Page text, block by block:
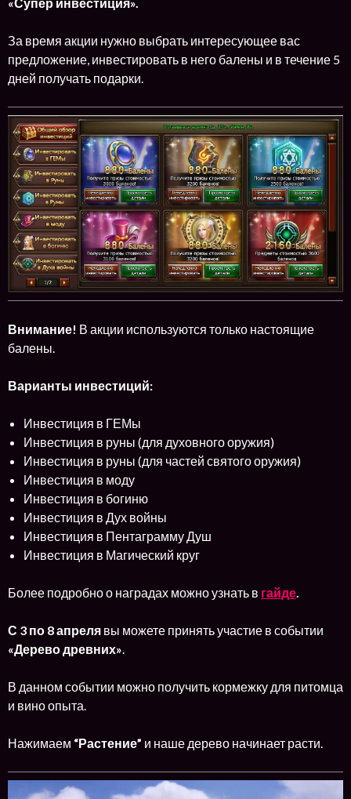
За время акции нужно выбрать интересующее вас
предложение, инвестировать в него балены и в течение 5
дней получать подарки.
Внимание! В акции используются только настоящие
балены.
Варианты инвестиций:
Инвестиция в ГЕМы
Инвестиция в руны (для духовного оружия)
Инвестиция в руны (для частей святого оружия)
Инвестиция в моду
Инвестиция в богиню
Инвестиция в Дух войны
Инвестиция в Пентаграмму Душ
Инвестиция в Магический круг
Более подробно о наградах можно узнать в гайде.
С 3 по 8 апреля вы можете принять участие в событии
«Дерево древних».
В данном событии можно получить кормежку для питомца
и вино опыта.
Нажимаем “Растение” и наше дерево начинает расти.